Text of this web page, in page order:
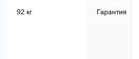
92 кг Гарантия